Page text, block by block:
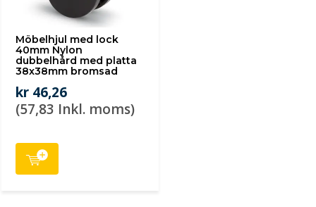
Möbelhjul med lock
40mm Nylon
dubbelhård med platta
38x38mm bromsad
kr 46,26
(57,83 Inkl. moms)